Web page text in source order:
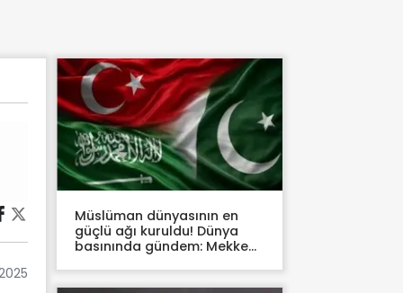
Müslüman dünyasının en
güçlü ağı kuruldu! Dünya
basınında gündem: Mekke